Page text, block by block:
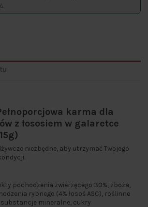
karma dla
z łososiem w galaretce
niezbędne, aby utrzymać Twojego
pochodzenia zwierzęcego 30%, zboża,
rybnego (4% łosoś ASC), roślinne
mineralne, cukry